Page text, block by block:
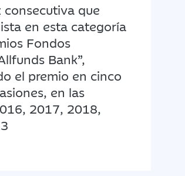
consecutiva que
en esta categoría
Fondos
Bank”,
el premio en cinco
en las
2017, 2018,